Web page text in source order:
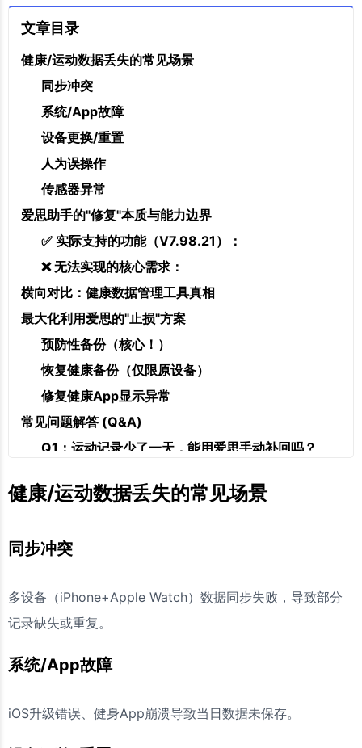
文章目录
健康/运动数据丢失的常见场景
同步冲突
系统/App故障
设备更换/重置
人为误操作
传感器异常
爱思助手的"修复"本质与能力边界
✅ 实际支持的功能（V7.98.21）：
❌ 无法实现的核心需求：
横向对比：健康数据管理工具真相
最大化利用爱思的"止损"方案
预防性备份（核心！）
恢复健康备份（仅限原设备）
修复健康App显示异常
常见问题解答 (Q&A)
Q1：运动记录少了一天，能用爱思手动补回吗？
吗？
能？
能修复吗？
Q5：健康数据占用空间大，如何安全清理？
备份即“修复”，管理预期是关键
健康/运动数据丢失的常见场景
同步冲突
多设备（iPhone+Apple Watch）数据同步失败，导致部分
记录缺失或重复。
系统/App故障
iOS升级错误、健身App崩溃导致当日数据未保存。